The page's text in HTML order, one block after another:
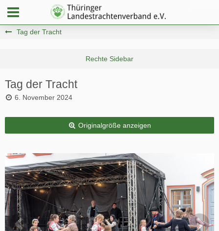
Tag der Tracht
Tag der Tracht
6. November 2024
Originalgröße anzeigen